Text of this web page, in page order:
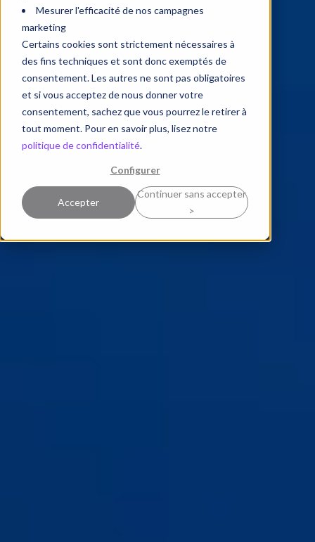
Mesurer l'efficacité de nos campagnes
marketing
Certains cookies sont strictement nécessaires à
des fins techniques et sont donc exemptés de
consentement. Les autres ne sont pas obligatoires
et si vous acceptez de nous donner votre
consentement, sachez que vous pourrez le retirer à
tout moment. Pour en savoir plus, lisez notre
politique de confidentialité.
Configurer
Accepter
Continuer sans accepter
>